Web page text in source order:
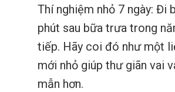
Thí nghiệm nhỏ 7 ngày: Đi
phút sau bữa trưa trong
tiếp. Hãy coi đó như một
mới nhỏ giúp thư giãn vai
mẫn hơn.